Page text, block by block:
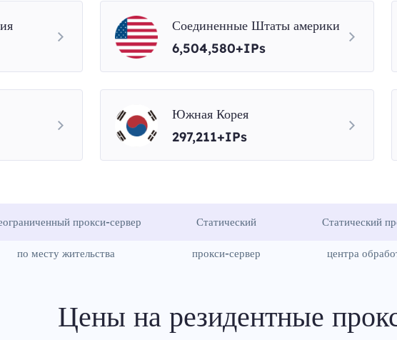
Соединенные Штаты америки
6,504,580+IPs
Южная Корея
297,211+IPs
прокси-сервер
по месту жительства
Статический
прокси-сервер
Статический
центра
Цены на резидентные